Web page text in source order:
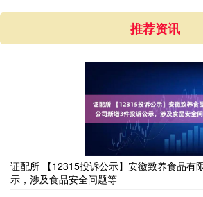
推荐资讯
证配所 【12315投诉公示】安徽致养食品有
示，涉及食品安全问题等